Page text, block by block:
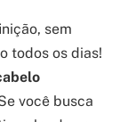
sem
todos os dias!
você busca